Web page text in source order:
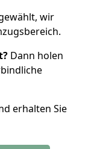
wir
Dann holen
erhalten Sie